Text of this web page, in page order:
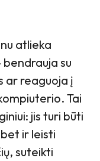
atlieka
su
ar reaguoja į
Tai
jis turi būti
ir leisti
suteikti